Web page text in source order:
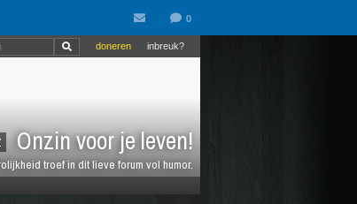
Onzin voor je leven!
troef in dit lieve forum vol humor.
inbreuk?
doneren